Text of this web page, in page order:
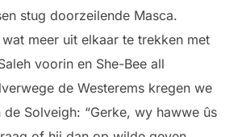
stug doorzeilende Masca.
meer uit elkaar te trekken met
voorin en She-Bee all
de Westerems kregen we
Solveigh: “Gerke, wy hawwe ûs